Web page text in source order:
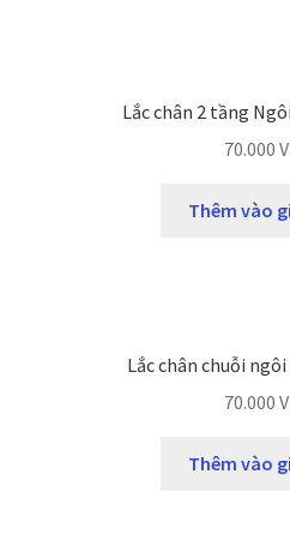
Lắc chân 2 tầng
70.000
Thêm vào
Lắc chân chuỗi
70.000
Thêm vào